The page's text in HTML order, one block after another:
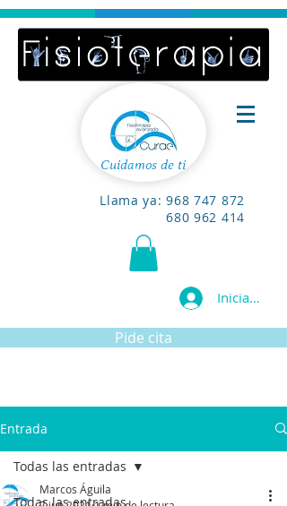
Cuidamos de ti
Llama ya:968 747 872
680 962 414
Iniciar
Pide cita
Entrada
Todas las entradas
Todas las entradas
Marcos Águila